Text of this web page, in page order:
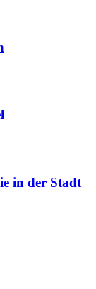
in der Stadt